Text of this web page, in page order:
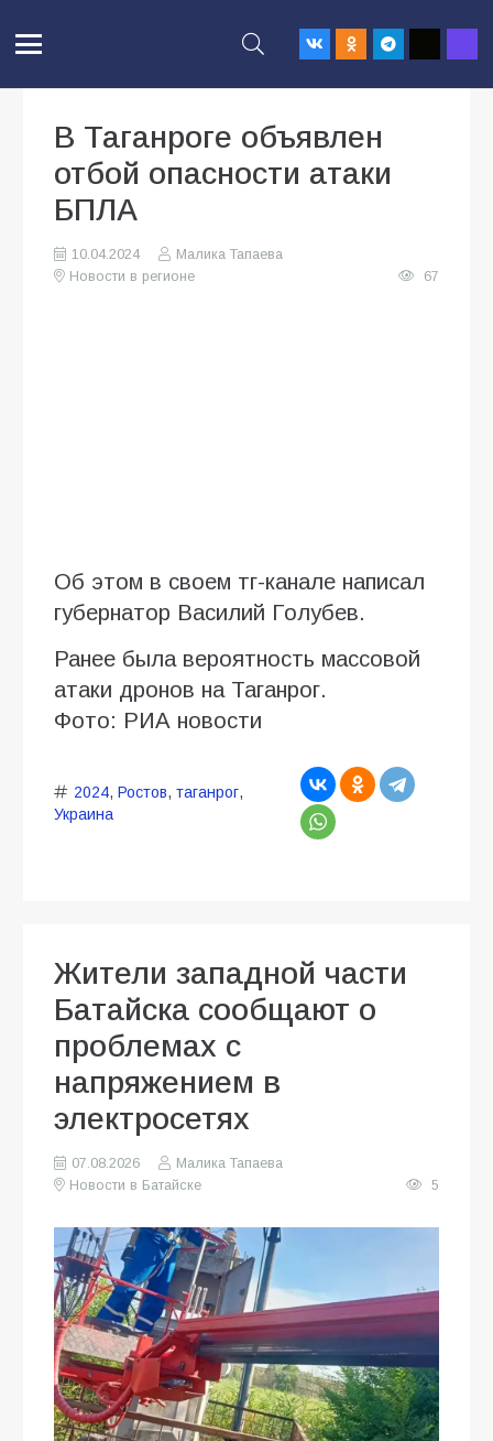
В Таганроге объявлен
отбой опасности атаки
БПЛА
10.04.2024
Малика Тапаева
Новости в регионе
67
Об этом в своем тг-канале написал
губернатор Василий Голубев.
Ранее была вероятность массовой
атаки дронов на Таганрог.
Фото: РИА новости
2024, Ростов, таганрог,
Украина
Жители западной части
Батайска сообщают о
проблемах с
напряжением в
электросетях
07.08.2026
Малика Тапаева
Новости в Батайске
5